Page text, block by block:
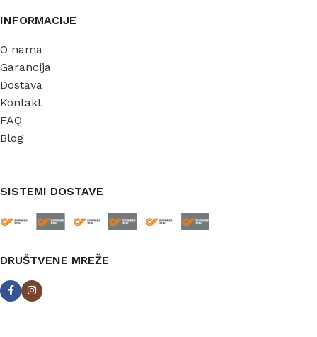
INFORMACIJE
O nama
Garancija
Dostava
Kontakt
FAQ
Blog
SISTEMI DOSTAVE
DRUŠTVENE MREŽE